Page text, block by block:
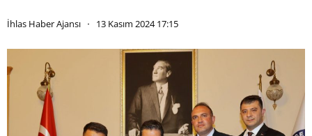
İhlas Haber Ajansı 13 Kasım 2024 17:15